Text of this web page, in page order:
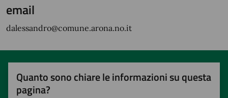
email
dalessandro@comune.arona.no.it
Quanto sono chiare le informazioni su questa
pagina?